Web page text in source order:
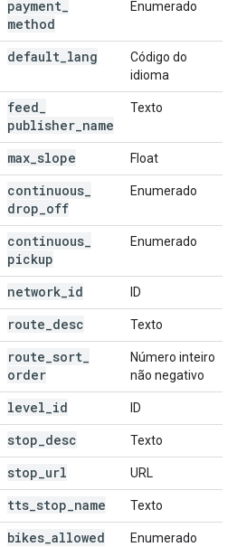
payment
method
Enumerado
default lang
Código do
idioma
feed
publisher name
Texto
max slope Float
continuous
drop off
Enumerado
continuous
pickup
Enumerado
network id ID
route desc Texto
route sort
order
Número inteiro
não negativo
level id ID
stop desc Texto
stop url URL
tts stop name Texto
bikes allowed Enumerado